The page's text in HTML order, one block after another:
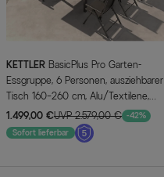
KETTLER
Essgruppe, 6 Personen, ausziehbarer
Tisch 160–260 cm, Alu/Textilene,
Exklusivmodell
1.499,00 €UVP 2.579,00 € -42%
Sofort lieferbar